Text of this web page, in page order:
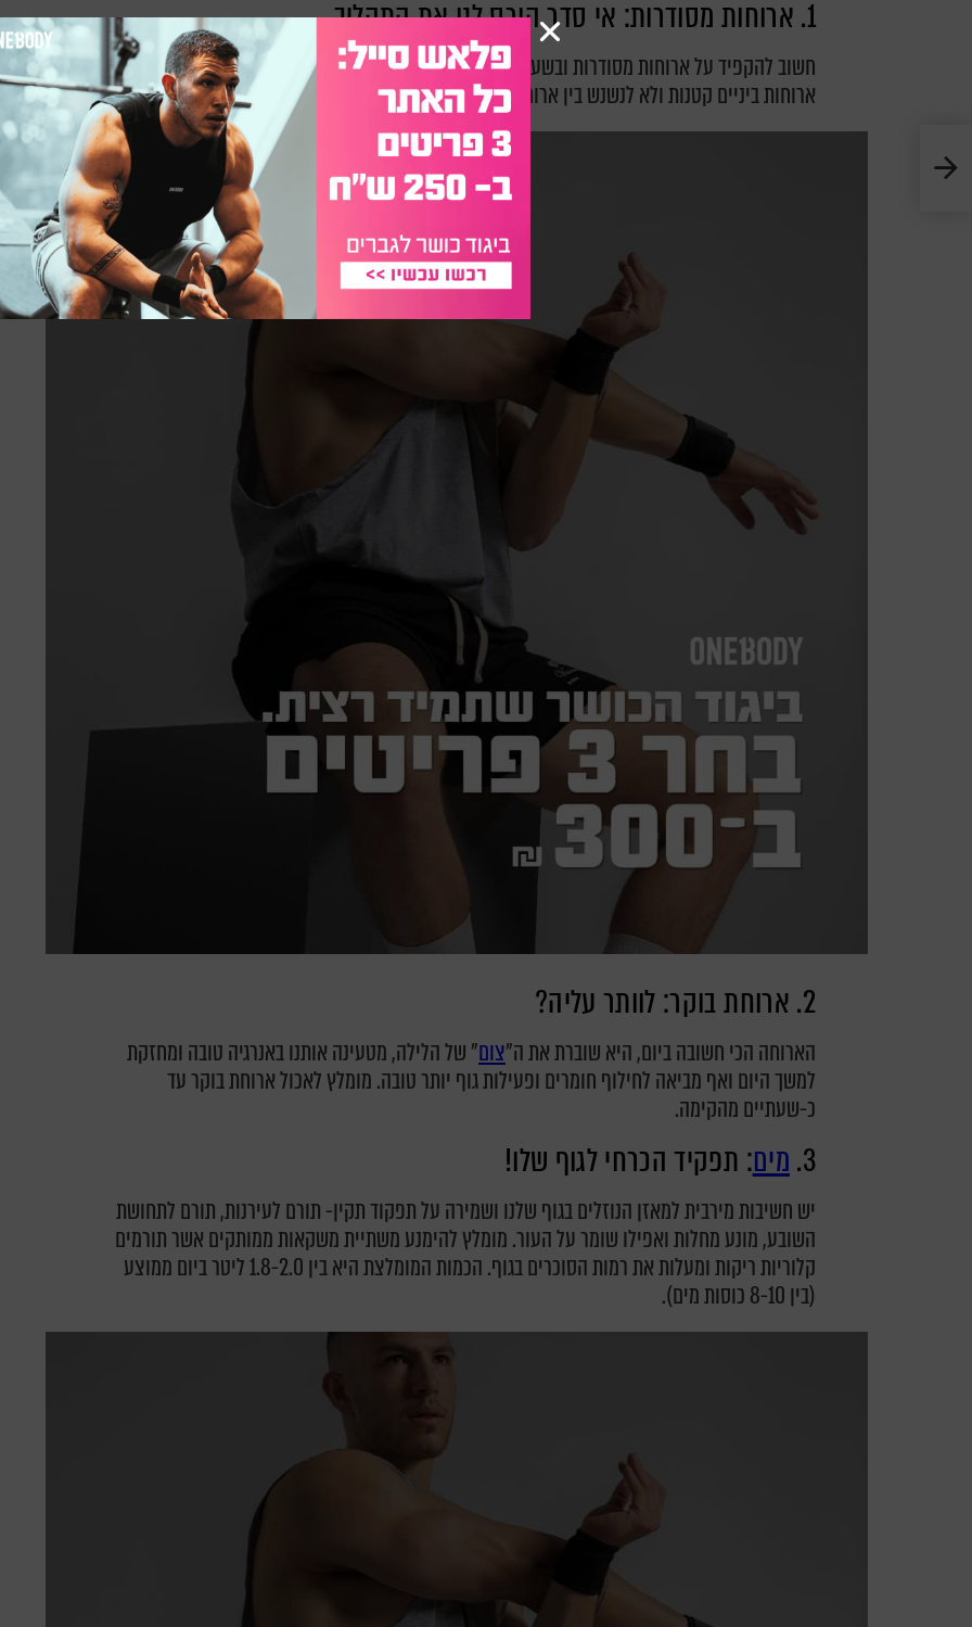
1. ארוחות מסודרות: אי סדר הורס לנו את התהליך
חשוב להקפיד על ארוחות מסודרות ובשעות קבועות- מומלץ לאכול 3 ארוחות עיקריות ביום, עם עוד 2
ארוחות ביניים קטנות ולא לנשנש בין ארוחה לארוחה.
2. ארוחת בוקר: לוותר עליה?
הארוחה הכי חשובה ביום, היא שוברת את ה"צום" של הלילה, מטעינה אותנו באנרגיה טובה ומחזקת
למשך היום ואף מביאה לחילוף חומרים ופעילות גוף יותר טובה. מומלץ לאכול ארוחת בוקר עד
כ-שעתיים מהקימה.
3. מים: תפקיד הכרחי לגוף שלו!
יש חשיבות מירבית למאזן הנוזלים בגוף שלנו ושמירה על תפקוד תקין- תורם לעירנות, תורם לתחושת
השובע, מונע מחלות ואפילו שומר על העור. מומלץ להימנע משתיית משקאות ממותקים אשר תורמים
קלוריות ריקות ומעלות את רמות הסוכרים בגוף. הכמות המומלצת היא בין 1.8-2.0 ליטר ביום ממוצע
(בין 8-10 כוסות מים).